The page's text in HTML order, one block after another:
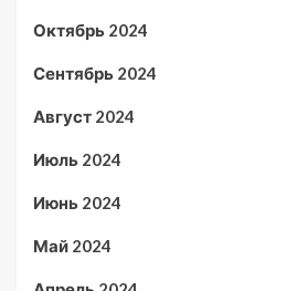
Октябрь 2024
Сентябрь 2024
Август 2024
Июль 2024
Июнь 2024
Май 2024